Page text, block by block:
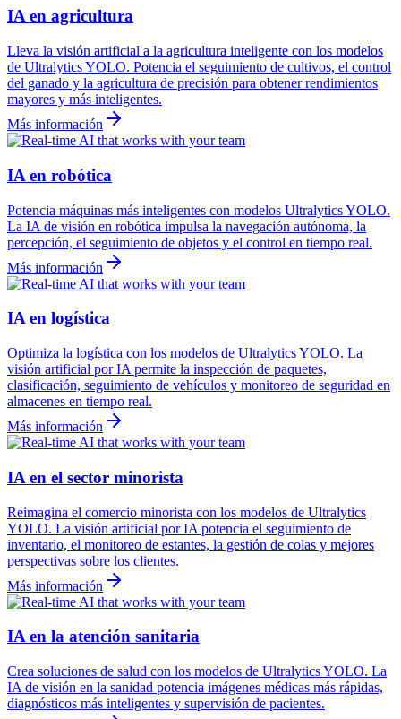
IA en agricultura
Lleva la visión artificial a la agricultura inteligente con los modelos
de Ultralytics YOLO. Potencia el seguimiento de cultivos, el control
del ganado y la agricultura de precisión para obtener rendimientos
mayores y más inteligentes.
Más información
IA en robótica
Potencia máquinas más inteligentes con modelos Ultralytics YOLO.
La IA de visión en robótica impulsa la navegación autónoma, la
percepción, el seguimiento de objetos y el control en tiempo real.
Más información
IA en logística
Optimiza la logística con los modelos de Ultralytics YOLO. La
visión artificial por IA permite la inspección de paquetes,
clasificación, seguimiento de vehículos y monitoreo de seguridad en
almacenes en tiempo real.
Más información
IA en el sector minorista
Reimagina el comercio minorista con los modelos de Ultralytics
YOLO. La visión artificial por IA potencia el seguimiento de
inventario, el monitoreo de estantes, la gestión de colas y mejores
perspectivas sobre los clientes.
Más información
IA en la atención sanitaria
Crea soluciones de salud con los modelos de Ultralytics YOLO. La
IA de visión en la sanidad potencia imágenes médicas más rápidas,
diagnósticos más inteligentes y supervisión de pacientes.